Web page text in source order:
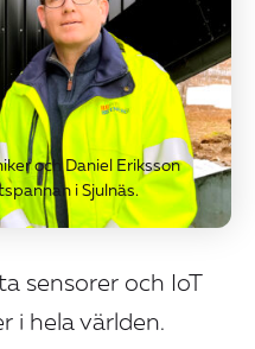
och Daniel Eriksson
i Sjulnäs.
sensorer och IoT
i hela världen.